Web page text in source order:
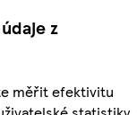
z
měřit efektivitu